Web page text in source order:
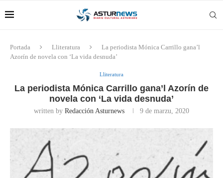
Portada Lliteratura
La periodista Mónica Carrillo gana’l
Azorín de novela con ‘La vida desnuda’
Lliteratura
La periodista Mónica Carrillo gana’l Azorín de
novela con ‘La vida desnuda’
written by Redacción Asturnews 9 de marzu, 2020